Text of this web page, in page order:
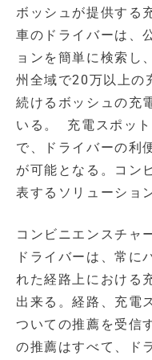
ボッシュが提供する
車のドライバーは、
ョンを簡単に検索し
州全域で20万以上の
続けるボッシュの充
いる。 充電スポッ
で、ドライバーの利
が可能となる。コン
表するソリューショ
コンビニエンスチャ
ドライバーは、常に
れた経路上における
出来る。経路、充電
ついての推薦を受信
の推薦はすべて、ド